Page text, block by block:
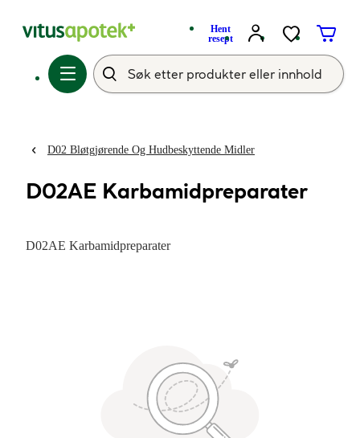
Hent
resept
D02 Bløtgjørende Og Hudbeskyttende Midler
D02AE Karbamidpreparater
D02AE Karbamidpreparater